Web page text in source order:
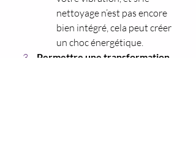
nettoyage n’est pas encore
bien intégré, cela peut créer
un choc énergétique.
Permettre une transformation